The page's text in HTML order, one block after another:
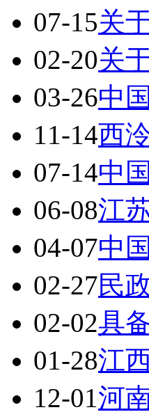
07-15关
02-20关
03-26中
11-14西
07-14中
06-08江
04-07中
02-27民
02-02具
01-28江
12-01河